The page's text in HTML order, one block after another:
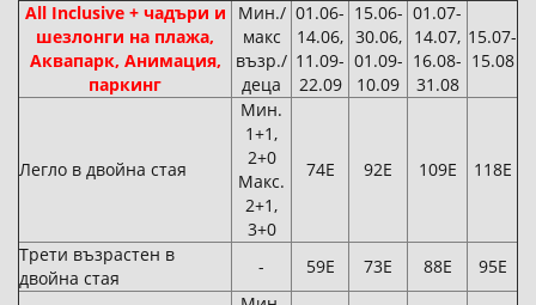
All Inclusive + чадъри и
шезлонги на плажа,
Аквапарк, Анимация,
паркинг
Мин./
макс
възр./
деца
01.06-
14.06,
11.09-
22.09
15.06-
30.06,
01.09-
10.09
01.07-
14.07,
16.08-
31.08
15.07-
15.08
Легло в двойна стая
Мин.
1+1,
2+0
Макс.
2+1,
3+0
74Е 92Е 109Е 118Е
Трети възрастен в
двойна стая
- 59Е 73Е 88Е 95Е